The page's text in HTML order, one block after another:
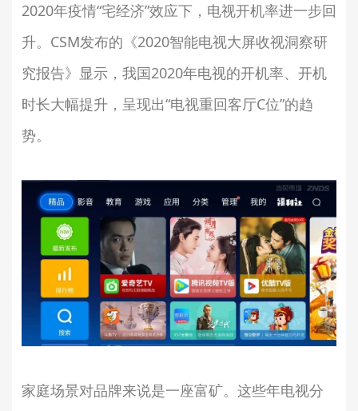
2020年疫情“宅经济”效应下，电视开机率进一步回
升。CSM发布的《2020智能电视大屏收视洞察研
究报告》显示，我国2020年电视的开机率、开机
时长大幅提升，呈现出“电视重回客厅C位”的趋
势。
家庭场景对品牌来说是一座富矿。这些年电视分